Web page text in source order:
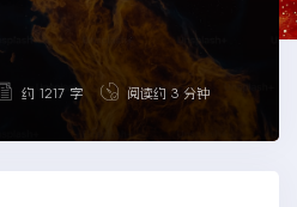
约 1217 字 阅读约 3 分钟